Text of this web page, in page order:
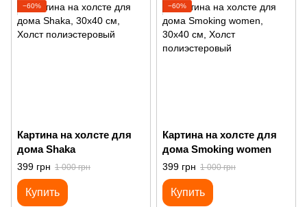
−60%
Картина на холсте для
дома Shaka
399 грн 1 000 грн
Купить
−60%
Картина на холсте для
дома Smoking women
399 грн 1 000 грн
Купить